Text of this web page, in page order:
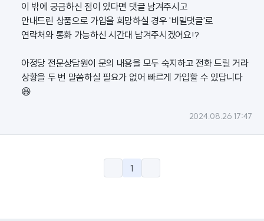
이 밖에 궁금하신 점이 있다면 댓글 남겨주시고
안내드린 상품으로 가입을 희망하실 경우 '비밀댓글'로
연락처와 통화 가능하신 시간대 남겨주시겠어요!?
아정당 전문상담원이 문의 내용을 모두 숙지하고 전화 드릴 거라
상황을 두 번 말씀하실 필요가 없어 빠르게 가입할 수 있답니다
😆
2024.08.26 17:47
1